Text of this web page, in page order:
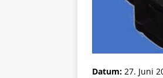
Datum: 27. Juni